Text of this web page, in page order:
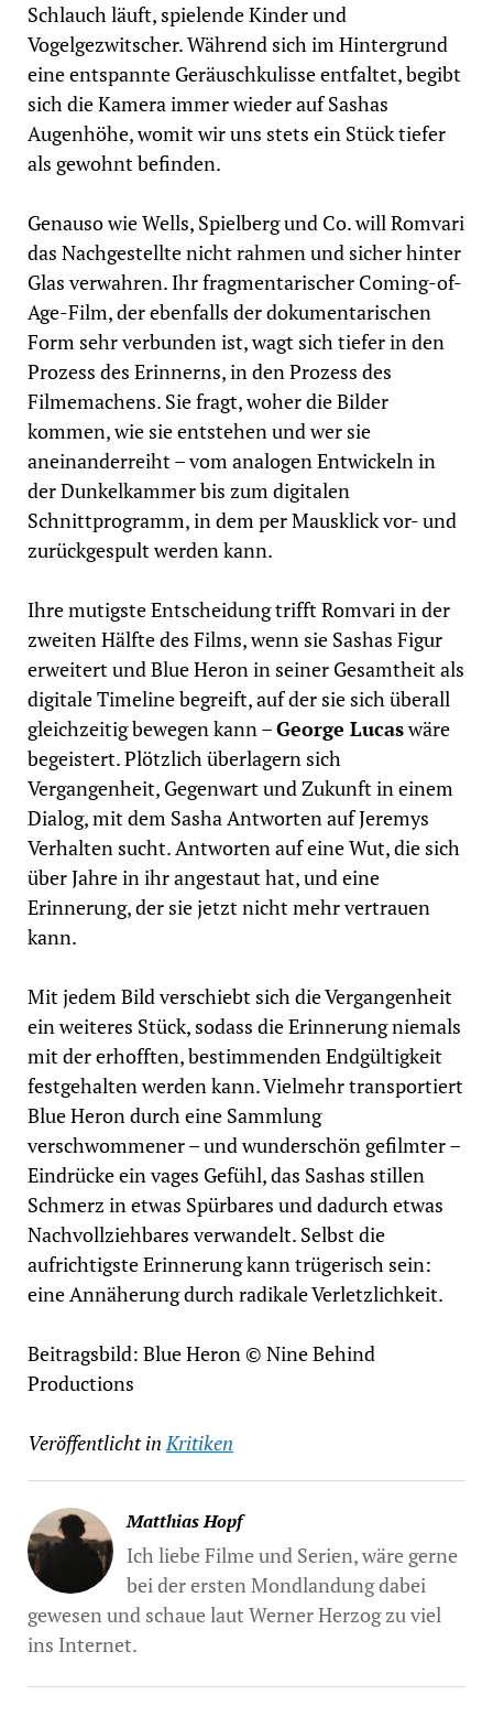
Schlauch läuft, spielende Kinder und
Vogelgezwitscher. Während sich im Hintergrund
eine entspannte Geräuschkulisse entfaltet, begibt
sich die Kamera immer wieder auf Sashas
Augenhöhe, womit wir uns stets ein Stück tiefer
als gewohnt befinden.
Genauso wie Wells, Spielberg und Co. will Romvari
das Nachgestellte nicht rahmen und sicher hinter
Glas verwahren. Ihr fragmentarischer Coming-of-
Age-Film, der ebenfalls der dokumentarischen
Form sehr verbunden ist, wagt sich tiefer in den
Prozess des Erinnerns, in den Prozess des
Filmemachens. Sie fragt, woher die Bilder
kommen, wie sie entstehen und wer sie
aneinanderreiht – vom analogen Entwickeln in
der Dunkelkammer bis zum digitalen
Schnittprogramm, in dem per Mausklick vor- und
zurückgespult werden kann.
Ihre mutigste Entscheidung trifft Romvari in der
zweiten Hälfte des Films, wenn sie Sashas Figur
erweitert und Blue Heron in seiner Gesamtheit als
digitale Timeline begreift, auf der sie sich überall
gleichzeitig bewegen kann –George Lucaswäre
begeistert. Plötzlich überlagern sich
Vergangenheit, Gegenwart und Zukunft in einem
Dialog, mit dem Sasha Antworten auf Jeremys
Verhalten sucht. Antworten auf eine Wut, die sich
über Jahre in ihr angestaut hat, und eine
Erinnerung, der sie jetzt nicht mehr vertrauen
kann.
Mit jedem Bild verschiebt sich die Vergangenheit
ein weiteres Stück, sodass die Erinnerung niemals
mit der erhofften, bestimmenden Endgültigkeit
festgehalten werden kann. Vielmehr transportiert
Blue Heron durch eine Sammlung
verschwommener – und wunderschön gefilmter –
Eindrücke ein vages Gefühl, das Sashas stillen
Schmerz in etwas Spürbares und dadurch etwas
Nachvollziehbares verwandelt. Selbst die
aufrichtigste Erinnerung kann trügerisch sein:
eine Annäherung durch radikale Verletzlichkeit.
Beitragsbild: Blue Heron © Nine Behind
Productions
Veröffentlicht in Kritiken
Matthias Hopf
Ich liebe Filme und Serien, wäre gerne
bei der ersten Mondlandung dabei
gewesen und schaue laut Werner Herzog zu viel
ins Internet.